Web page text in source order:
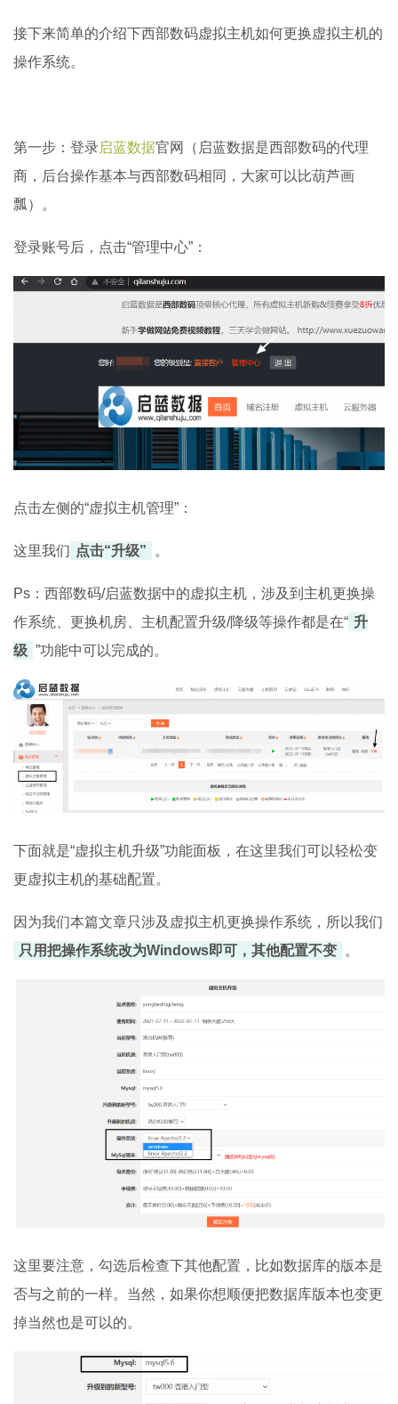
接下来简单的介绍下西部数码虚拟主机如何更换虚拟主机的
操作系统。
第一步：登录启蓝数据官网（启蓝数据是西部数码的代理
商，后台操作基本与西部数码相同，大家可以比葫芦画
瓢）。
登录账号后，点击“管理中心”：
点击左侧的“虚拟主机管理”：
这里我们 点击“升级” 。
Ps：西部数码/启蓝数据中的虚拟主机，涉及到主机更换操
作系统、更换机房、主机配置升级/降级等操作都是在“ 升
级 ”功能中可以完成的。
下面就是“虚拟主机升级”功能面板，在这里我们可以轻松变
更虚拟主机的基础配置。
因为我们本篇文章只涉及虚拟主机更换操作系统，所以我们
只用把操作系统改为Windows即可，其他配置不变
。
这里要注意，勾选后检查下其他配置，比如数据库的版本是
否与之前的一样。当然，如果你想顺便把数据库版本也变更
掉当然也是可以的。